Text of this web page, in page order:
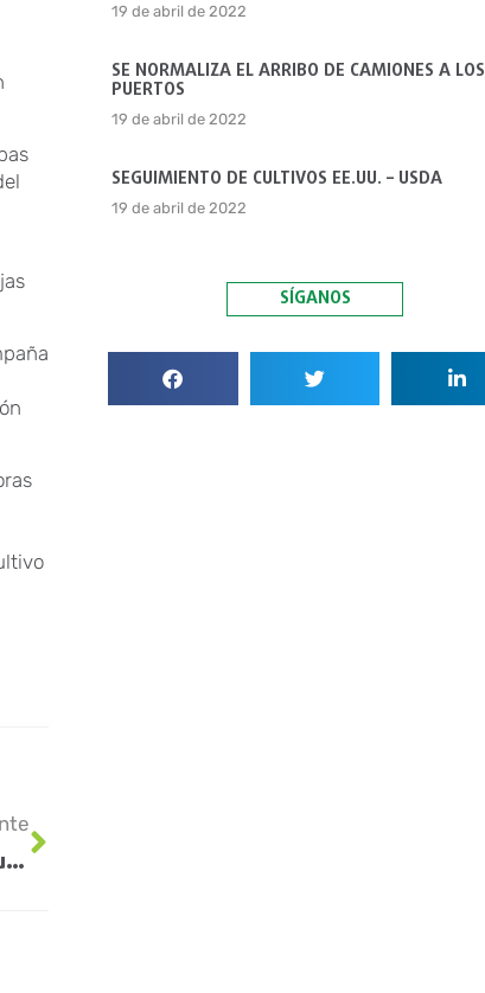
Argentina, el único país del Mercosur que incrementó sus exportaciones de carne vacuna
19 de abril de 2022
SE NORMALIZA EL ARRIBO DE CAMIONES A LOS
PUERTOS
19 de abril de 2022
SEGUIMIENTO DE CULTIVOS EE.UU. – USDA
19 de abril de 2022
SÍGANOS